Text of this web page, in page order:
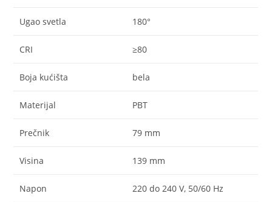
Ugao svetla 180°
CRI ≥80
Boja kućišta bela
Materijal PBT
Prečnik 79 mm
Visina 139 mm
Napon 220 do 240 V, 50/60 Hz